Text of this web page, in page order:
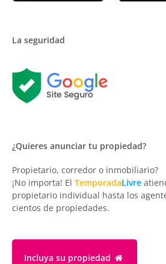
La seguridad
¿Quieres anunciar tu propiedad?
Propietario, corredor o inmobiliario?
¡No importa! El TemporadaLivre
propietario individual hasta los
cientos de propiedades.
Incluya su propiedad